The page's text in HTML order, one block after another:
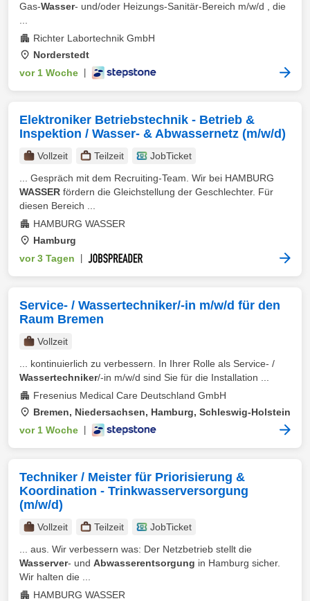
Gas-Wasser- und/oder Heizungs-Sanitär-Bereich m/w/d , die
Richter Labortechnik GmbH
Norderstedt
vor 1 Woche
Elektroniker Betriebstechnik - Betrieb &
Inspektion / Wasser- & Abwassernetz (m/w/d)
Vollzeit Teilzeit
JobTicket
... Gespräch mit dem Recruiting-Team. Wir bei HAMBURG
WASSER fördern die Gleichstellung der Geschlechter. Für
diesen Bereich ...
HAMBURG WASSER
Hamburg
vor 3 Tagen
Service- / Wassertechniker/-in m/w/d für den
Raum Bremen
Vollzeit
... kontinuierlich zu verbessern. In Ihrer Rolle als Service- /
Wassertechniker/-in m/w/d sind Sie für die Installation ...
Fresenius Medical Care Deutschland GmbH
Bremen, Niedersachsen, Hamburg, Schleswig-Holstein
vor 1 Woche
Techniker / Meister für Priorisierung &
Koordination - Trinkwasserversorgung
(m/w/d)
Vollzeit Teilzeit
JobTicket
... aus. Wir verbessern was: Der Netzbetrieb stellt die
Wasserver- und Abwasserentsorgung in Hamburg sicher.
Wir halten die ...
HAMBURG WASSER